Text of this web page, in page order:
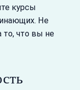
курсы
Не
то, что вы не